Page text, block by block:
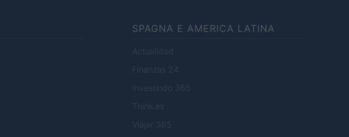
SPAGNA E AMERICA LATINA
Actualidad
Finanzas 24
Investindo 365
Think.es
Viajar 365